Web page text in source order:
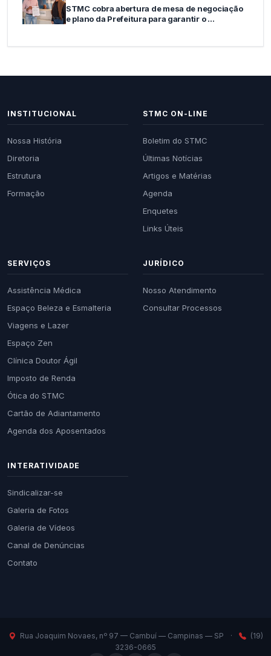
STMC cobra abertura de mesa de negociação
e plano da Prefeitura para garantir o …
INSTITUCIONAL
Nossa História
Diretoria
Estrutura
Formação
STMC ON-LINE
Boletim do STMC
Últimas Notícias
Artigos e Matérias
Agenda
Enquetes
Links Úteis
SERVIÇOS
Assistência Médica
Espaço Beleza e Esmalteria
Viagens e Lazer
Espaço Zen
Clínica Doutor Ágil
Imposto de Renda
Ótica do STMC
Cartão de Adiantamento
Agenda dos Aposentados
JURÍDICO
Nosso Atendimento
Consultar Processos
INTERATIVIDADE
Sindicalizar-se
Galeria de Fotos
Galeria de Vídeos
Canal de Denúncias
Contato
Rua Joaquim Novaes, nº 97 — Cambuí — Campinas — SP ·
(19)
3236-0665